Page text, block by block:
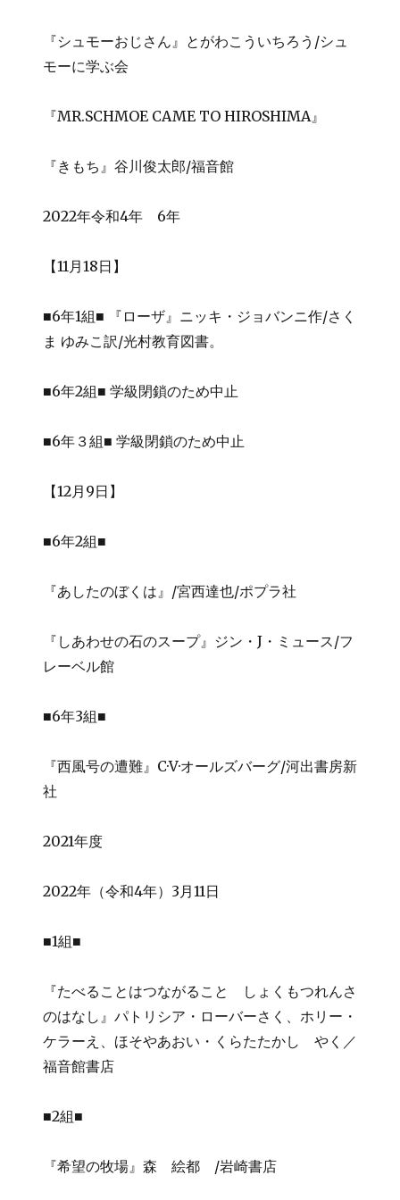
『シュモーおじさん』とがわこういちろう/シュ
モーに学ぶ会
『MR.SCHMOE CAME TO HIROSHIMA』
『きもち』谷川俊太郎/福音館
2022年令和4年 6年
【11月18日】
■6年1組■ 『ローザ』ニッキ・ジョバンニ作/さく
ま ゆみこ訳/光村教育図書。
■6年2組■ 学級閉鎖のため中止
■6年３組■ 学級閉鎖のため中止
【12月9日】
■6年2組■
『あしたのぼくは』/宮西達也/ポプラ社
『しあわせの石のスープ』ジン・J・ミュース/フ
レーベル館
■6年3組■
『西風号の遭難』C·V·オールズバーグ/河出書房新
社
2021年度
2022年（令和4年）3月11日
■1組■
『たべることはつながること しょくもつれんさ
のはなし』パトリシア・ローバーさく、ホリー・
ケラーえ、ほそやあおい・くらたたかし やく／
福音館書店
■2組■
『希望の牧場』森 絵都 /岩崎書店